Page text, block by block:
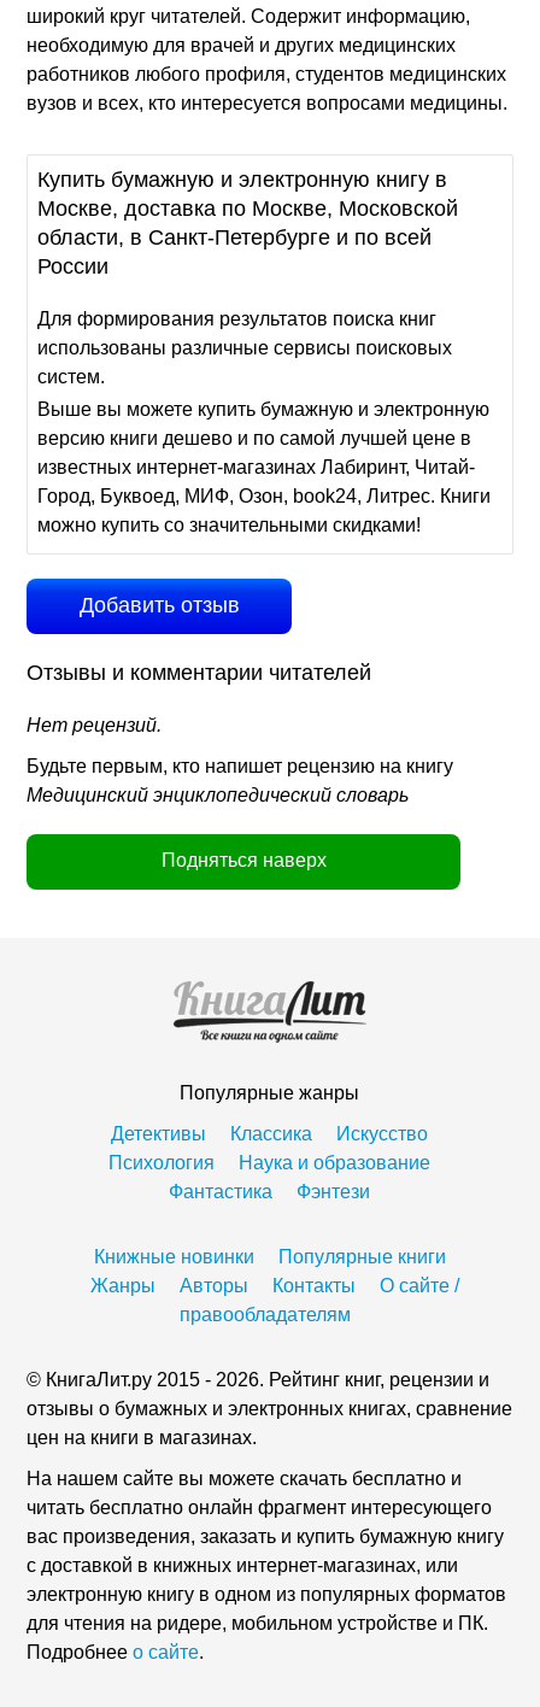
широкий круг читателей. Содержит информацию,
необходимую для врачей и других медицинских
работников любого профиля, студентов медицинских
вузов и всех, кто интересуется вопросами медицины.
Купить бумажную и электронную книгу в
Москве, доставка по Москве, Московской
области, в Санкт-Петербурге и по всей
России
Для формирования результатов поиска книг
использованы различные сервисы поисковых
систем.
Выше вы можете купить бумажную и электронную
версию книги дешево и по самой лучшей цене в
известных интернет-магазинах Лабиринт, Читай-
Город, Буквоед, МИФ, Озон, book24, Литрес. Книги
можно купить со значительными скидками!
Добавить отзыв
Отзывы и комментарии читателей
Нет рецензий.
Будьте первым, кто напишет рецензию на книгу
Медицинский энциклопедический словарь
Подняться наверх
Популярные жанры
Детективы
Классика
Искусство
Психология
Наука и образование
Фантастика
Фэнтези
Книжные новинки
Популярные книги
Жанры
Авторы Контакты
О сайте /
правообладателям
© КнигаЛит.ру 2015 - 2026. Рейтинг книг, рецензии и
отзывы о бумажных и электронных книгах, сравнение
цен на книги в магазинах.
На нашем сайте вы можете скачать бесплатно и
читать бесплатно онлайн фрагмент интересующего
вас произведения, заказать и купить бумажную книгу
с доставкой в книжных интернет-магазинах, или
электронную книгу в одном из популярных форматов
для чтения на ридере, мобильном устройстве и ПК.
Подробнеео сайте.